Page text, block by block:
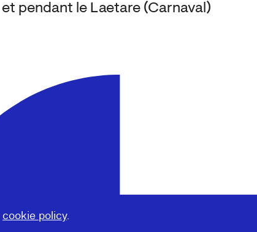
cookie policy.
et pendant le Laetare (Carnaval)